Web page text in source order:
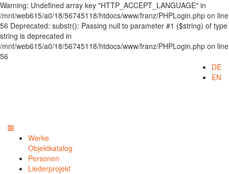
Warning: Undefined array key "HTTP_ACCEPT_LANGUAGE" in
/mnt/web615/a0/18/56745118/htdocs/www/franz/PHPLogin.php on line
56 Deprecated: substr(): Passing null to parameter #1 ($string) of type
string is deprecated in
/mnt/web615/a0/18/56745118/htdocs/www/franz/PHPLogin.php on line
56
DE
EN
Werke
Objektkatalog
Personen
Liederprojekt